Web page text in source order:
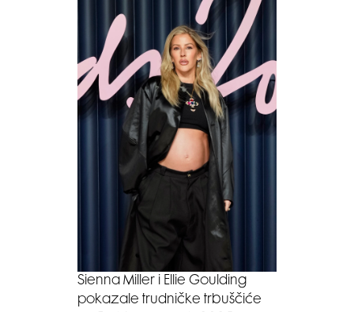
Sienna Miller i Ellie Goulding
pokazale trudničke trbuščiće